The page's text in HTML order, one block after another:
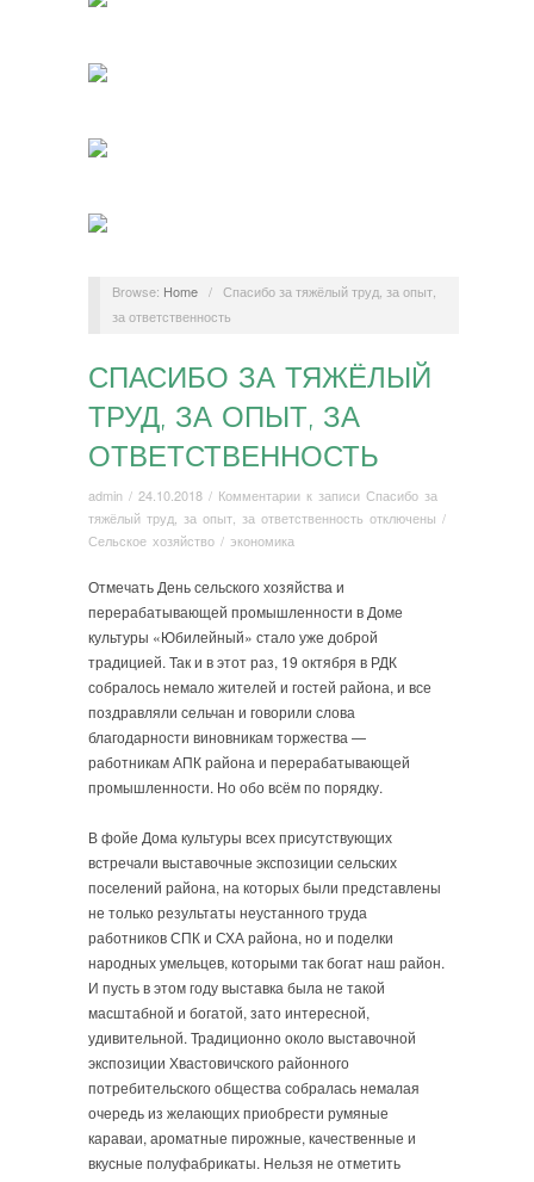
Browse: Home / Спасибо за тяжёлый труд, за опыт,
за ответственность
СПАСИБО ЗА ТЯЖЁЛЫЙ
ТРУД, ЗА ОПЫТ, ЗА
ОТВЕТСТВЕННОСТЬ
admin / 24.10.2018 / Комментарии к записи Спасибо за
тяжёлый труд, за опыт, за ответственность отключены /
Сельское хозяйство / экономика
Отмечать День сельского хозяйства и
перерабатывающей промышленности в Доме
культуры «Юбилейный» стало уже доброй
традицией. Так и в этот раз, 19 октября в РДК
собралось немало жителей и гостей района, и все
поздравляли сельчан и говорили слова
благодарности виновникам торжества —
работникам АПК района и перерабатывающей
промышленности. Но обо всём по порядку.
В фойе Дома культуры всех присутствующих
встречали выставочные экспозиции сельских
поселений района, на которых были представлены
не только результаты неустанного труда
работников СПК и СХА района, но и поделки
народных умельцев, которыми так богат наш район.
И пусть в этом году выставка была не такой
масштабной и богатой, зато интересной,
удивительной. Традиционно около выставочной
экспозиции Хвастовичского районного
потребительского общества собралась немалая
очередь из желающих приобрести румяные
караваи, ароматные пирожные, качественные и
вкусные полуфабрикаты. Нельзя не отметить